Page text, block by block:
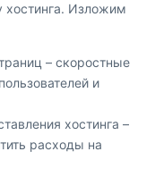
хостинга. Изложим
– скоростные
и
хостинга –
расходы на